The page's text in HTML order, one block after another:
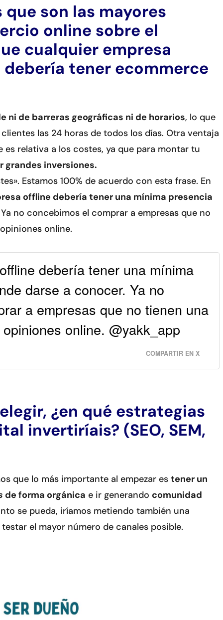
son las mayores
online sobre el
cualquier empresa
tener ecommerce
ni de barreras geográficas ni de horarios, lo que
las 24 horas de todos los días. Otra ventaja
relativa a los costes, ya que para montar tu
grandes inversiones.
Estamos 100% de acuerdo con esta frase. En
offline debería tener una mínima presencia
no concebimos el comprar a empresas que no
online.
debería tener una mínima
darse a conocer. Ya no
a empresas que no tienen una
online. @yakk_app
COMPARTIR EN X
¿en qué estrategias
invertiríais? (SEO, SEM,
que lo más importante al empezar estener un
de forma orgánica e ir generando comunidad
se pueda, iríamos metiendo también una
el mayor número de canales posible.